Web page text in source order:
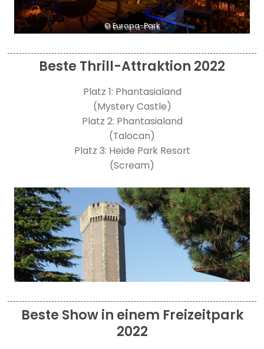
© Europa-Park
Beste Thrill-Attraktion 2022
Platz 1: Phantasialand
(Mystery Castle)
Platz 2: Phantasialand
(Talocan)
Platz 3: Heide Park Resort
(Scream)
Beste Show in einem Freizeitpark
2022